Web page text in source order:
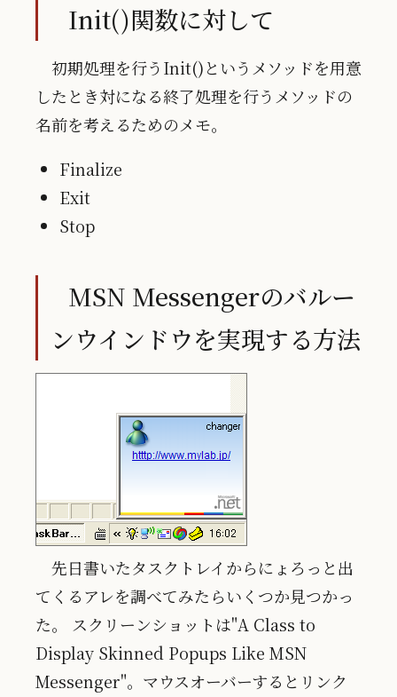
Init()関数に対して
初期処理を行うInit()というメソッドを用意
したとき対になる終了処理を行うメソッドの
名前を考えるためのメモ。
Finalize
Exit
Stop
MSN Messengerのバルー
ンウインドウを実現する方法
先日書いたタスクトレイからにょろっと出
てくるアレを調べてみたらいくつか見つかっ
た。 スクリーンショットは"A Class to
Display Skinned Popups Like MSN
Messenger"。マウスオーバーするとリンク